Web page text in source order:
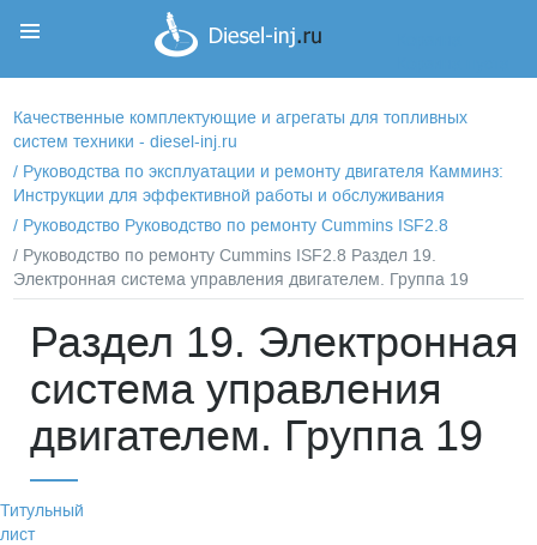
Качественные комплектующие и агрегаты для топливных
систем техники - diesel-inj.ru
/ Руководства по эксплуатации и ремонту двигателя Камминз:
Инструкции для эффективной работы и обслуживания
/ Руководство Руководство по ремонту Cummins ISF2.8
/ Руководство по ремонту Cummins ISF2.8 Раздел 19.
Электронная система управления двигателем. Группа 19
Раздел 19. Электронная
система управления
двигателем. Группа 19
Титульный
лист